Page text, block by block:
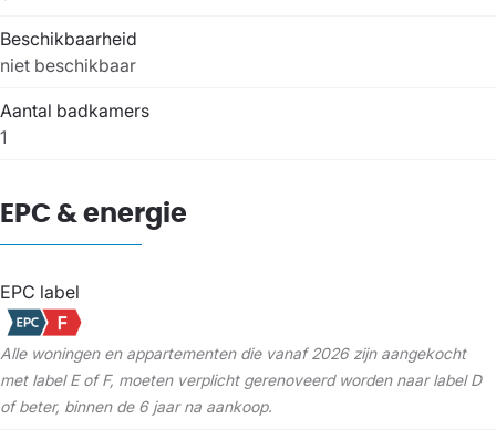
Beschikbaarheid
niet beschikbaar
Aantal badkamers
1
EPC & energie
EPC label
Alle woningen en appartementen die vanaf 2026 zijn aangekocht
met label E of F, moeten verplicht gerenoveerd worden naar label D
of beter, binnen de 6 jaar na aankoop.